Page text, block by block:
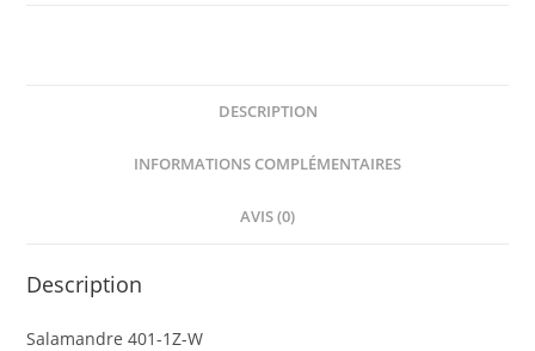
DESCRIPTION
INFORMATIONS COMPLÉMENTAIRES
AVIS (0)
Description
Salamandre 401-1Z-W